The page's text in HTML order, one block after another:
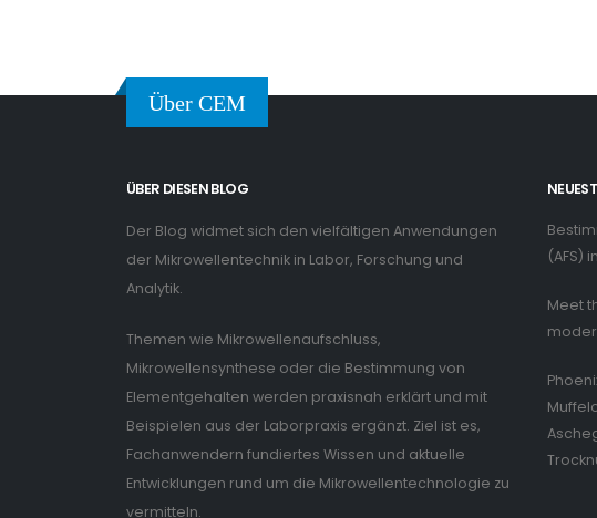
Über CEM
ÜBER DIESEN BLOG
Der Blog widmet sich den vielfältigen Anwendungen
der Mikrowellentechnik in Labor, Forschung und
Analytik.
Themen wie Mikrowellenaufschluss,
Mikrowellensynthese oder die Bestimmung von
Elementgehalten werden praxisnah erklärt und mit
Beispielen aus der Laborpraxis ergänzt. Ziel ist es,
Fachanwendern fundiertes Wissen und aktuelle
Entwicklungen rund um die Mikrowellentechnologie zu
vermitteln.
(AFS)
Meet